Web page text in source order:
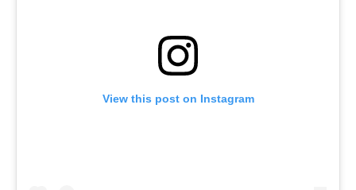
View this post on Instagram